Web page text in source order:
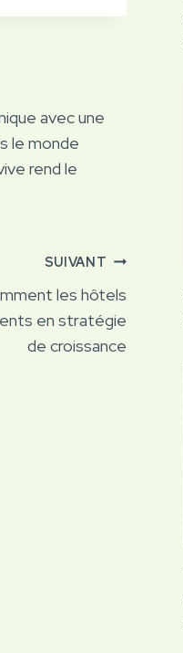
avec une
le monde
rend le
SUIVANT
les hôtels
en stratégie
de croissance